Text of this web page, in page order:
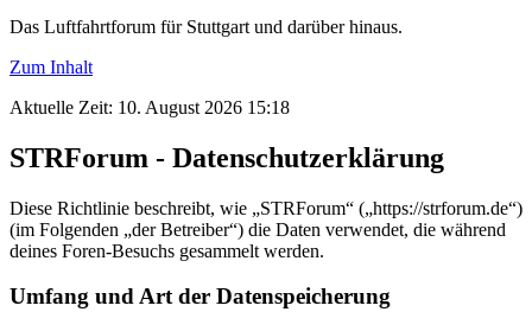
Das Luftfahrtforum für Stuttgart und darüber hinaus.
Zum Inhalt
Aktuelle Zeit: 10. August 2026 15:18
STRForum - Datenschutzerklärung
Diese Richtlinie beschreibt, wie „STRForum“ („https://strforum.de“)
(im Folgenden „der Betreiber“) die Daten verwendet, die während
deines Foren-Besuchs gesammelt werden.
Umfang und Art der Datenspeicherung